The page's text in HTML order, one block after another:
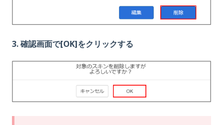
3. 確認画面で[OK]をクリックする